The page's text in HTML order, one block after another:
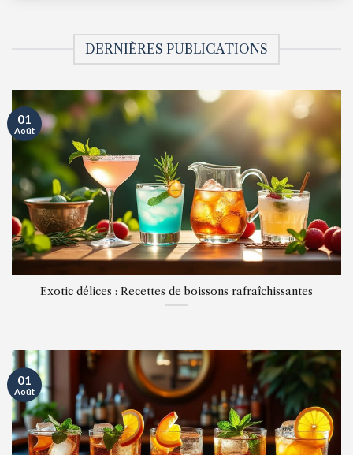
DERNIÈRES PUBLICATIONS
Exotic délices : Recettes de boissons rafraîchissantes
01
Août
01
Août